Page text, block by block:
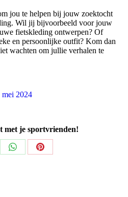
jou te helpen bij jouw zoektocht
Wil jij bijvoorbeeld voor jouw
fietskleding ontwerpen? Of
en persoonlijke outfit? Kom dan
wachten om jullie verhalen te
mei 2024
met je sportvrienden!
Share
Share